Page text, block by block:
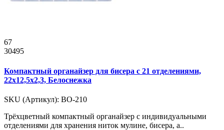
67
30495
Компактный органайзер для бисера с 21 отделениями,
22x12,5x2,3, Белоснежка
SKU (Артикул): ВО-210
Трёхцветный компактный органайзер с индивидуальными
отделениями для хранения ниток мулине, бисера, а..